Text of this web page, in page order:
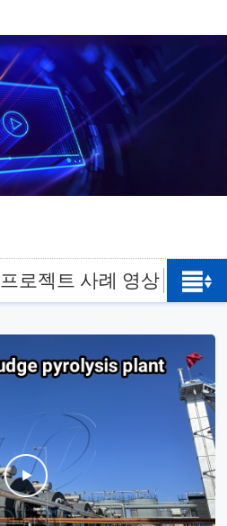
프로젝트 사례 영상 공장